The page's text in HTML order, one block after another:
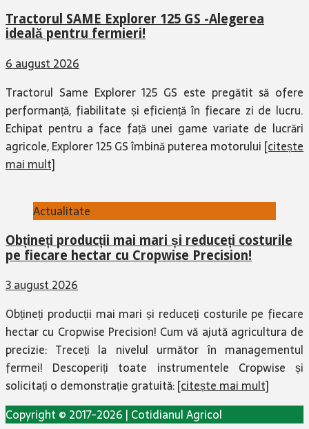
Tractorul SAME Explorer 125 GS -Alegerea
ideală pentru fermieri!
6 august 2026
Tractorul Same Explorer 125 GS este pregătit să ofere
performanță, fiabilitate și eficiență în fiecare zi de lucru.
Echipat pentru a face față unei game variate de lucrări
agricole, Explorer 125 GS îmbină puterea motorului [citește
mai mult]
Actualitate
Obțineți producții mai mari și reduceți costurile
pe fiecare hectar cu Cropwise Precision!
3 august 2026
Obțineți producții mai mari și reduceți costurile pe fiecare
hectar cu Cropwise Precision! Cum vă ajută agricultura de
precizie: Treceți la nivelul următor în managementul
fermei! Descoperiți toate instrumentele Cropwise și
solicitați o demonstrație gratuită:[citește mai mult]
Copyright © 2017-2026 | Cotidianul Agricol